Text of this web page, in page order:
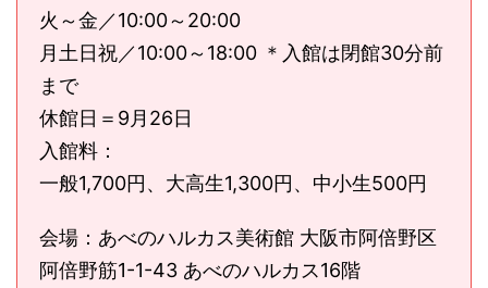
火～金／10:00～20:00
月土日祝／10:00～18:00 ＊入館は閉館30分前
まで
休館日＝9月26日
入館料：
一般1,700円、大高生1,300円、中小生500円
会場：あべのハルカス美術館 大阪市阿倍野区
阿倍野筋1-1-43 あべのハルカス16階